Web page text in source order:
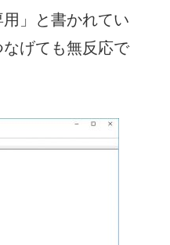
」と書かれてい
げても無反応で